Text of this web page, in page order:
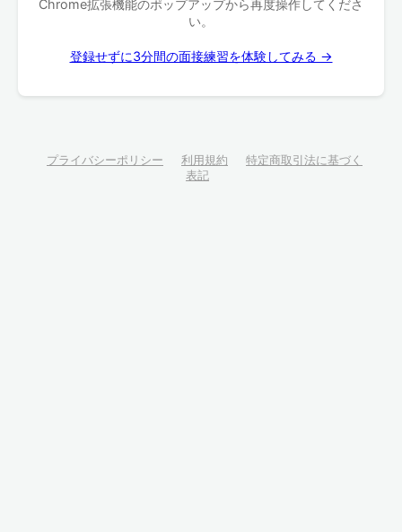
Chrome拡張機能のポップアップから再度操作してくださ
い。
登録せずに3分間の面接練習を体験してみる →
プライバシーポリシー 利用規約
特定商取引法に基づく
表記